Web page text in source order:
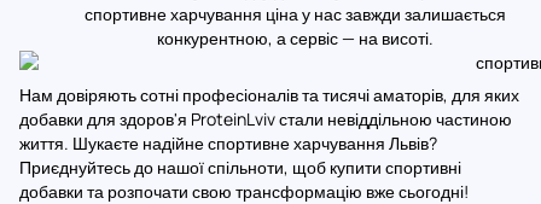
спортивне харчування ціна у нас завжди залишається
конкурентною, а сервіс — на висоті.
Нам довіряють сотні професіоналів та тисячі аматорів, для яких
добавки для здоров'я ProteinLviv стали невіддільною частиною
життя. Шукаєте надійне спортивне харчування Львів?
Приєднуйтесь до нашої спільноти, щоб купити спортивні
добавки та розпочати свою трансформацію вже сьогодні!